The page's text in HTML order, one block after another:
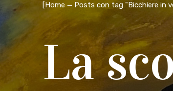
[Home Posts con tag "Bicchiere in
La